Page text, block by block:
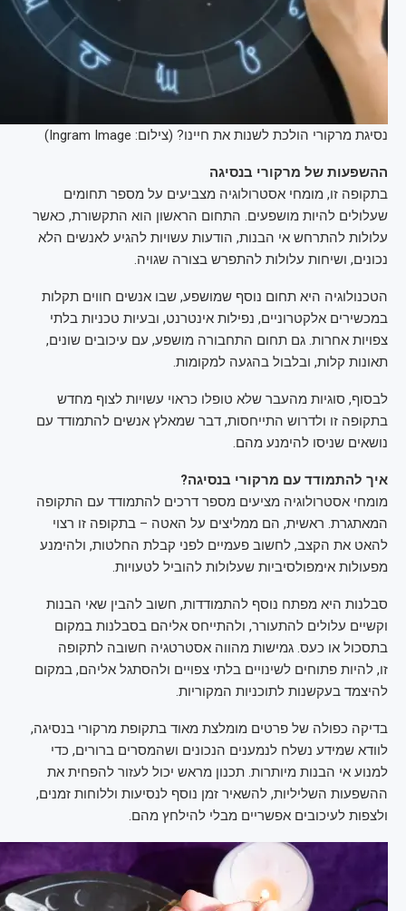
נסיגת מרקורי הולכת לשנות את חיינו? (צילום: Ingram Image)
ההשפעות של מרקורי בנסיגה
בתקופה זו, מומחי אסטרולוגיה מצביעים על מספר תחומים
שעלולים להיות מושפעים. התחום הראשון הוא התקשורת, כאשר
עלולות להתרחש אי הבנות, הודעות עשויות להגיע לאנשים הלא
נכונים, ושיחות עלולות להתפרש בצורה שגויה.
הטכנולוגיה היא תחום נוסף שמושפע, שבו אנשים חווים תקלות
במכשירים אלקטרוניים, נפילות אינטרנט, ובעיות טכניות בלתי
צפויות אחרות. גם תחום התחבורה מושפע, עם עיכובים שונים,
תאונות קלות, ובלבול בהגעה למקומות.
לבסוף, סוגיות מהעבר שלא טופלו כראוי עשויות לצוף מחדש
בתקופה זו ולדרוש התייחסות, דבר שמאלץ אנשים להתמודד עם
נושאים שניסו להימנע מהם.
איך להתמודד עם מרקורי בנסיגה?
מומחי אסטרולוגיה מציעים מספר דרכים להתמודד עם התקופה
המאתגרת. ראשית, הם ממליצים על האטה – בתקופה זו רצוי
להאט את הקצב, לחשוב פעמיים לפני קבלת החלטות, ולהימנע
מפעולות אימפולסיביות שעלולות להוביל לטעויות.
סבלנות היא מפתח נוסף להתמודדות, חשוב להבין שאי הבנות
וקשיים עלולים להתעורר, ולהתייחס אליהם בסבלנות במקום
בתסכול או כעס. גמישות מהווה אסטרטגיה חשובה לתקופה
זו, להיות פתוחים לשינויים בלתי צפויים ולהסתגל אליהם, במקום
להיצמד בעקשנות לתוכניות המקוריות.
בדיקה כפולה של פרטים מומלצת מאוד בתקופת מרקורי בנסיגה,
לוודא שמידע נשלח לנמענים הנכונים ושהמסרים ברורים, כדי
למנוע אי הבנות מיותרות. תכנון מראש יכול לעזור להפחית את
ההשפעות השליליות, להשאיר זמן נוסף לנסיעות וללוחות זמנים,
ולצפות לעיכובים אפשריים מבלי להילחץ מהם.